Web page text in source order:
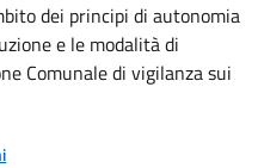
dei principi di autonomia
e le modalità di
Comunale di vigilanza sui